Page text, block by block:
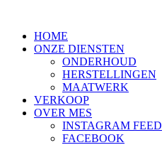
HOME
ONZE DIENSTEN
ONDERHOUD
HERSTELLINGEN
MAATWERK
VERKOOP
OVER MES
INSTAGRAM FEED
FACEBOOK